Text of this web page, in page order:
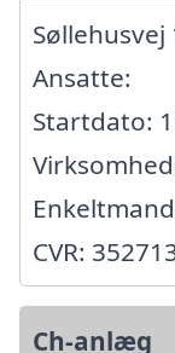
Søllehusvej
Ansatte:
Startdato:
CVR:
Ch-anlæg